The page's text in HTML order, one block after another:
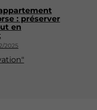
2025
: préserver
en